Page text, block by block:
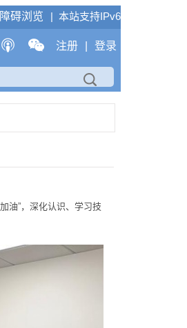
碍浏览 | 本站支持IPv6
注册 登录
油”，深化认识、学习技